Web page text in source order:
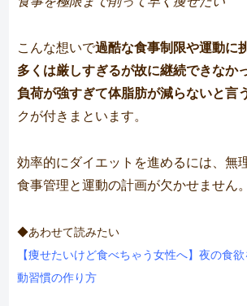
こんな想いで過酷な食事制限や運動に
多くは厳しすぎるが故に継続できなか
負荷が強すぎて体脂肪が減らないと言
クが付きまといます。
効率的にダイエットを進めるには、無
食事管理と運動の計画が欠かせません。
◆あわせて読みたい
【痩せたいけど食べちゃう女性へ】夜の食
動習慣の作り方